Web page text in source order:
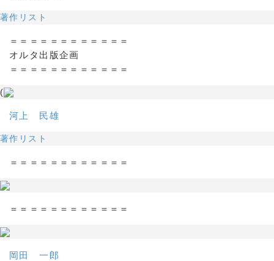
著作リスト
＝＝＝＝＝＝＝＝＝＝＝＝
オルタ出版企画
＝＝＝＝＝＝＝＝＝＝＝＝
(
河上 民雄
著作リスト
＝＝＝＝＝＝＝＝＝＝＝＝
＝＝＝＝＝＝＝＝＝＝＝＝
岡田 一郎